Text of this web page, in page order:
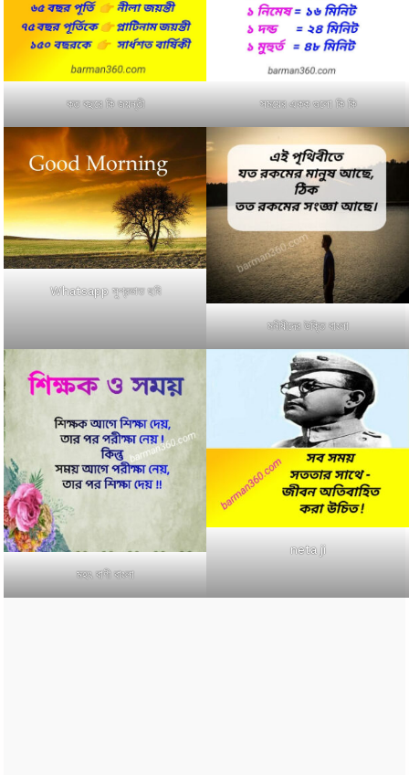
কত বছরে কি জয়ন্তী সময়ের একক গুলো কি কি
Whatsapp সুপ্রভাত ছবি
মনীষীদের উক্তি বাংলা
মহৎ বাণী বাংলা
neta ji